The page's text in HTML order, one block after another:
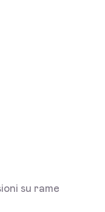
su rame